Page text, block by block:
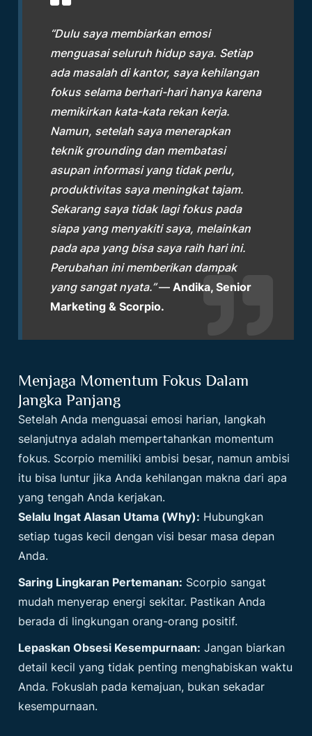
“Dulu saya membiarkan emosi
menguasai seluruh hidup saya. Setiap
ada masalah di kantor, saya kehilangan
fokus selama berhari-hari hanya karena
memikirkan kata-kata rekan kerja.
Namun, setelah saya menerapkan
teknik grounding dan membatasi
asupan informasi yang tidak perlu,
produktivitas saya meningkat tajam.
Sekarang saya tidak lagi fokus pada
siapa yang menyakiti saya, melainkan
pada apa yang bisa saya raih hari ini.
Perubahan ini memberikan dampak
yang sangat nyata.”—Andika, Senior
Marketing & Scorpio.
Menjaga Momentum Fokus Dalam
Jangka Panjang
Setelah Anda menguasai emosi harian, langkah
selanjutnya adalah mempertahankan momentum
fokus. Scorpio memiliki ambisi besar, namun ambisi
itu bisa luntur jika Anda kehilangan makna dari apa
yang tengah Anda kerjakan.
Selalu Ingat Alasan Utama (Why): Hubungkan
setiap tugas kecil dengan visi besar masa depan
Anda.
Saring Lingkaran Pertemanan: Scorpio sangat
mudah menyerap energi sekitar. Pastikan Anda
berada di lingkungan orang-orang positif.
Lepaskan Obsesi Kesempurnaan: Jangan biarkan
detail kecil yang tidak penting menghabiskan waktu
Anda. Fokuslah pada kemajuan, bukan sekadar
kesempurnaan.